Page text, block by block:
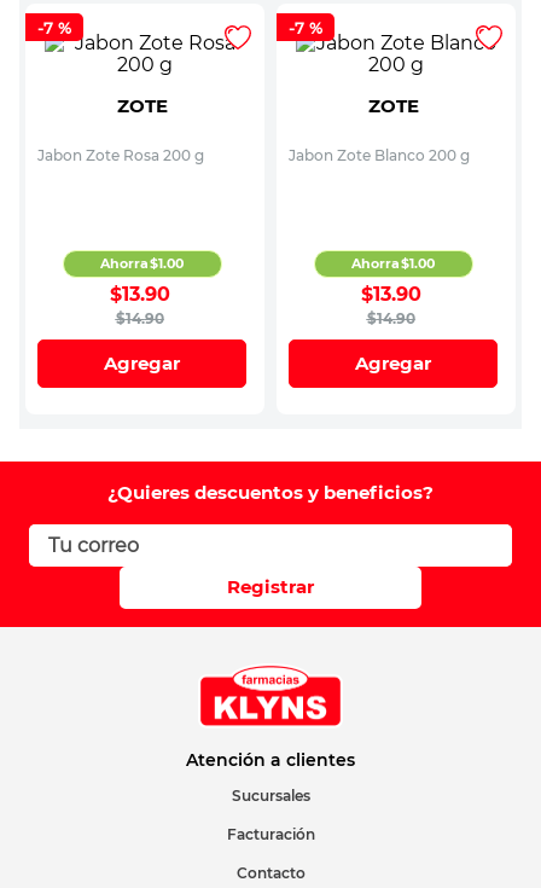
-7 %
ZOTE
Jabon Zote Rosa 200 g
$14.90
$13.90
Ahorra$1.00
Agregar
-7 %
ZOTE
Jabon Zote Blanco 200 g
$14.90
$13.90
Ahorra$1.00
Agregar
¿Quieres descuentos y beneficios?
Registrar
Atención a clientes
Sucursales
Facturación
Contacto